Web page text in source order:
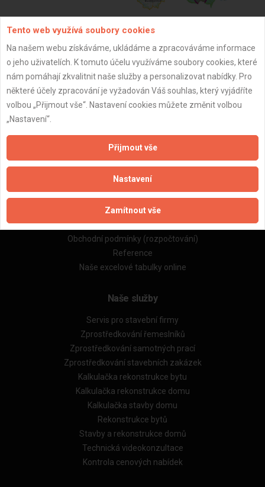
ZPĚT
Aktualizováno z portálu ARES dne 30.01.2026 21:41:19
Důležité informace
Naše firmy a řemeslníci
Zpracování a ochrana osobních údajů
Zásady pro používání souborů cookie
Obchodní podmínky (zprostředkování)
Obchodní podmínky (rozpočtování)
Reference
Naše excelové tabulky online
Naše služby
Servis pro stavební firmy
Zprostředkování řemeslníků
Zprostředkování samotných prací
Zprostředkování stavebních zakázek
Kalkulačka rekonstrukce bytu
Kalkulačka rekonstrukce domu
Kalkulačka stavby domu
Rekonstrukce bytů
Stavby a rekonstrukce domů
Technická videokonzultace
Kontrola cenových nabídek
Tento web využívá soubory cookies
Na našem webu získáváme, ukládáme a zpracováváme informace
o jeho uživatelích. K tomuto účelu využíváme soubory cookies, které
nám pomáhají zkvalitnit naše služby a personalizovat nabídky. Pro
některé účely zpracování je vyžadován Váš souhlas, který vyjádříte
volbou „Přijmout vše“. Nastavení cookies můžete změnit volbou
„Nastavení“.
Přijmout vše
Nastavení
Zamítnout vše